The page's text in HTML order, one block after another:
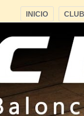
CLUB
INICIO